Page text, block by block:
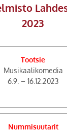
2023
Tootsie
Musikaalikomedia
6.9. – 16.12.2023
Nummisuutarit